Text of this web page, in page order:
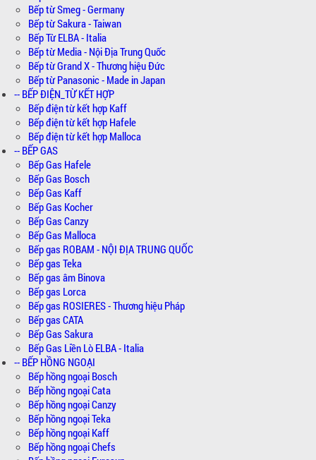
Bếp từ Smeg - Germany
Bếp từ Sakura - Taiwan
Bếp Từ ELBA - Italia
Bếp từ Media - Nội Địa Trung Quốc
Bếp từ Grand X - Thương hiệu Đức
Bếp từ Panasonic - Made in Japan
-- BẾP ĐIỆN_TỪ KẾT HỢP
Bếp điện từ kết hợp Kaff
Bếp điện từ kết hợp Hafele
Bếp điện từ kết hợp Malloca
-- BẾP GAS
Bếp Gas Hafele
Bếp Gas Bosch
Bếp Gas Kaff
Bếp Gas Kocher
Bếp Gas Canzy
Bếp Gas Malloca
Bếp gas ROBAM - NỘI ĐỊA TRUNG QUỐC
Bếp gas Teka
Bếp gas âm Binova
Bếp gas Lorca
Bếp gas ROSIERES - Thương hiệu Pháp
Bếp gas CATA
Bếp Gas Sakura
Bếp Gas Liền Lò ELBA - Italia
-- BẾP HỒNG NGOẠI
Bếp hồng ngoại Bosch
Bếp hồng ngoại Cata
Bếp hồng ngoại Canzy
Bếp hồng ngoại Teka
Bếp hồng ngoại Kaff
Bếp hồng ngoại Chefs